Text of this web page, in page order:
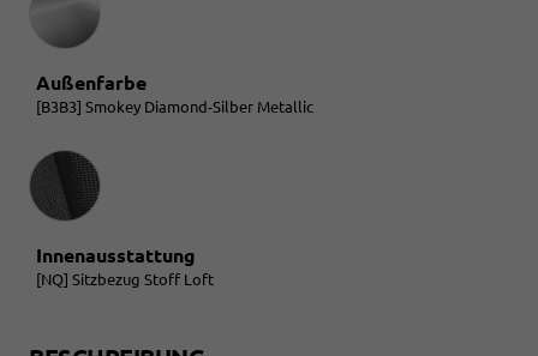
Außenfarbe
[B3B3] Smokey Diamond-Silber Metallic
Innenausstattung
Innenausstattung
[NQ] Sitzbezug Stoff Loft